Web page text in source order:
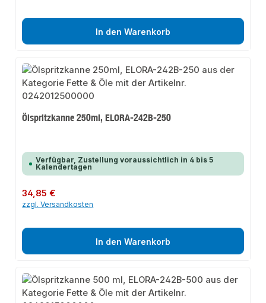
In den Warenkorb
Ölspritzkanne 250ml, ELORA-242B-250
Verfügbar, Zustellung voraussichtlich in 4 bis 5
Kalendertagen
Regulärer Preis:
34,85 €
zzgl. Versandkosten
In den Warenkorb